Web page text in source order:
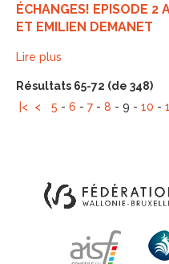
ÉCHANGES! EPISODE 2
ET EMILIEN DEMANET
Lire plus
Résultats 65-72 (de 348)
|<
< 5 - 6 - 7 - 8 - 9 - 10 -